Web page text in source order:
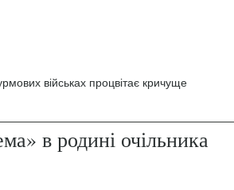
військах процвітає кричуще
в родині очільника